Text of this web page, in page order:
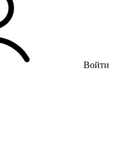
Войти